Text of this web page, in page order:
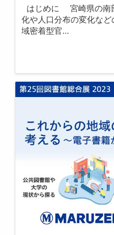
はじめに 宮崎県の南
化や人口分布の変化な
域密着型官…